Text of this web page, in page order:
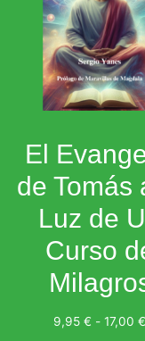
El
de Tomás
Luz de
Curso
9,95 € - 17,00 €